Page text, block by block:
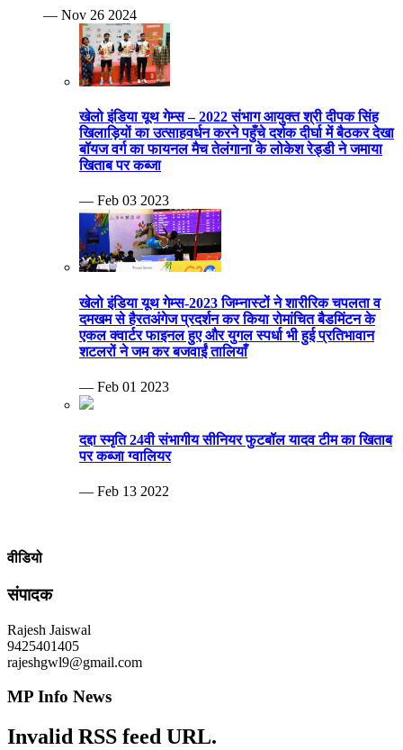
— Feb 03 2023
खेलो इंडिया यूथ गेम्स-2023 जिम्नास्टों ने शारीरिक चपलता व
दमखम से हैरतअंगेज प्रदर्शन कर किया रोमांचित बैडमिंटन के
एकल क्वार्टर फाइनल हुए और युगल स्पर्धा भी हुई प्रतिभावान
शटलरों ने जम कर बजवाईं तालियाँ
— Feb 01 2023
दद्दा स्मृति 24वी संभागीय सीनियर फुटबॉल यादव टीम का खिताब
पर कब्जा ग्वालियर
— Feb 13 2022
Rajesh Jaiswal
9425401405
Invalid RSS feed URL.
ब्रेकिंग न्यूज़
बेटी की शादी, चोर घर का ताला तोड़ 20 लाख समेट ले गए.ताऊ के घर
से भी बटोरा माल
—02/10/2022